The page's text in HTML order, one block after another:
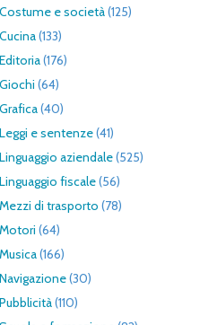
Costume e società(125)
Cucina(133)
Editoria(176)
Giochi (64)
Grafica(40)
Leggi e sentenze(41)
Linguaggio aziendale(525)
Linguaggio fiscale(56)
Mezzi di trasporto (78)
Motori (64)
Musica(166)
Navigazione(30)
Pubblicità(110)